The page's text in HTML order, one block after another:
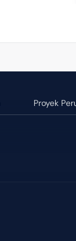
Proyek